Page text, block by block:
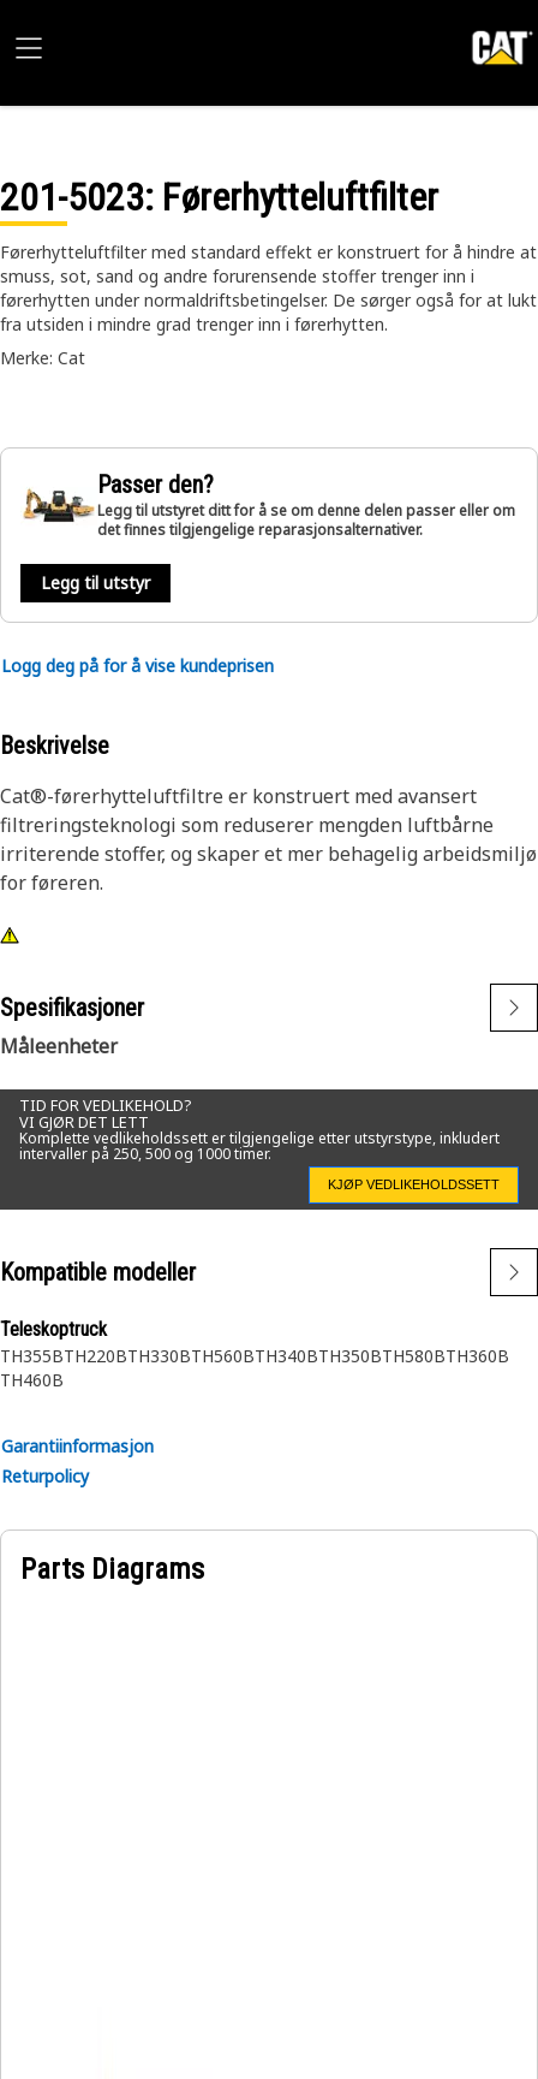
201-5023: Førerhytteluftfilter
Førerhytteluftfilter med standard effekt er konstruert for å hindre at
smuss, sot, sand og andre forurensende stoffer trenger inn i
førerhytten under normaldriftsbetingelser. De sørger også for at lukt
fra utsiden i mindre grad trenger inn i førerhytten.
Merke: Cat
Passer den?
Legg til utstyret ditt for å se om denne delen passer eller om
det finnes tilgjengelige reparasjonsalternativer.
Legg til utstyr
Logg deg på for å vise kundeprisen
Beskrivelse
Cat®-førerhytteluftfiltre er konstruert med avansert
filtreringsteknologi som reduserer mengden luftbårne
irriterende stoffer, og skaper et mer behagelig arbeidsmiljø
for føreren.
Spesifikasjoner
Måleenheter
TID FOR VEDLIKEHOLD?
VI GJØR DET LETT
Komplette vedlikeholdssett er tilgjengelige etter utstyrstype, inkludert
intervaller på 250, 500 og 1000 timer.
KJØP VEDLIKEHOLDSSETT
Kompatible modeller
Teleskoptruck
TH355BTH220BTH330BTH560BTH340BTH350BTH580BTH360B
TH460B
Garantiinformasjon
Returpolicy
Parts Diagrams